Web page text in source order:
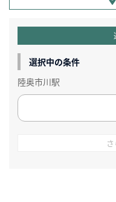
選択中の条件
陸奥市川駅